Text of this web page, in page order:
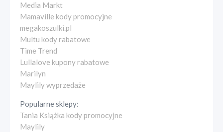
Media Markt
Mamaville kody promocyjne
megakoszulki.pl
Multu kody rabatowe
Time Trend
Lullalove kupony rabatowe
Marilyn
Maylily wyprzedaże
Popularne sklepy:
Tania Książka kody promocyjne
Maylily